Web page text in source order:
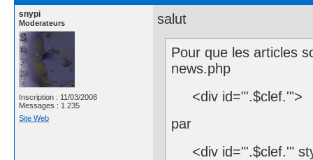
snypi
Moderateurs
Inscription : 11/03/2008
Messages : 1 235
Site Web
salut
Pour que les articles
news.php
<div id="'.$clef.'">
par
<div id="'.$clef.'"